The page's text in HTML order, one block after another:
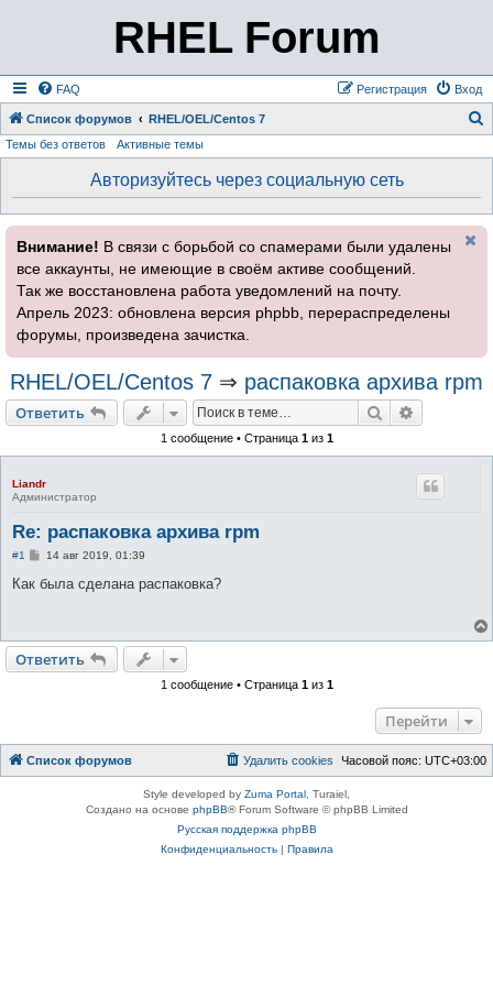
RHEL Forum
FAQ Вход
Регистрация
Список форумов RHEL/OEL/Centos 7
Темы без ответов Активные темы
Авторизуйтесь через социальную сеть
Внимание! В связи с борьбой со спамерами были удалены
все аккаунты, не имеющие в своём активе сообщений.
Так же восстановлена работа уведомлений на почту.
Апрель 2023: обновлена версия phpbb, перераспределены
форумы, произведена зачистка.
RHEL/OEL/Centos 7 ⇒ распаковка архива rpm
Ответить Поиск
1 сообщение • Страница 1из 1
Liandr
Администратор
Re: распаковка архива rpm
#1
С
о
и
е
14 авг 2019, 01:39
Как была сделана распаковка?
Ответить
1 сообщение • Страница 1из 1
Перейти
Список форумов Часовой пояс: UTC+03:00
Удалить cookies
Style developed by Zuma Portal , Turaiel,
Создано на основе phpBB® Forum Software © phpBB Limited
Русская поддержка phpBB
Конфиденциальность| Правила